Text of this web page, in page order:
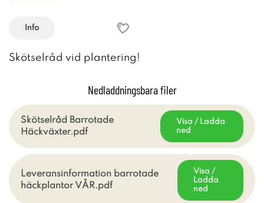
Info
Skötselråd vid plantering!
Nedladdningsbara filer
Skötselråd Barrotade
Häckväxter.pdf
Visa / Ladda
ned
Leveransinformation barrotade
häckplantor VÅR.pdf
Visa /
Ladda
ned